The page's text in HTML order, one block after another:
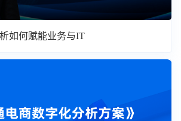
如何赋能业务与IT